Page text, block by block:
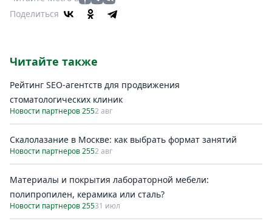
Поделиться
Читайте также
Рейтинг SEO-агентств для продвижения
стоматологических клиник
Новости партнеров 2552 авг
Скалолазание в Москве: как выбрать формат занятий
Новости партнеров 2552 авг
Материалы и покрытия лабораторной мебели:
полипропилен, керамика или сталь?
Новости партнеров 25531 июл